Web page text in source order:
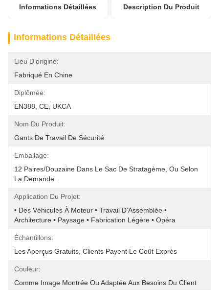
Informations Détaillées Description Du Produit
Informations Détaillées
Lieu D'origine:
Fabriqué En Chine
Diplômée:
EN388, CE, UKCA
Nom Du Produit:
Gants De Travail De Sécurité
Emballage:
12 Paires/douzaine Dans Le Sac De Stratagème, Ou Selon
La Demande.
Application Du Projet:
• Des Véhicules À Moteur • Travail D'Assemblée •
Architecture • Paysage • Fabrication Légère • Opéra
Échantillons:
Les Aperçus Gratuits, Clients Payent Le Coût Exprès
Couleur:
Comme Image Montrée Ou Adaptée Aux Besoins Du Client